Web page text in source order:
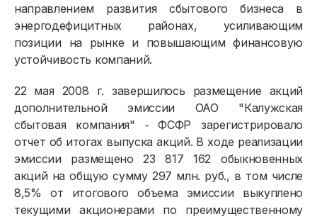
направлением развития сбытового бизнеса в
энергодефицитных районах, усиливающим
позиции на рынке и повышающим финансовую
устойчивость компаний.
22 мая 2008 г. завершилось размещение акций
дополнительной эмиссии ОАО "Калужская
сбытовая компания" ‑ ФСФР зарегистрировало
отчет об итогах выпуска акций. В ходе реализации
эмиссии размещено 23 817 162 обыкновенных
акций на общую сумму 297 млн. руб., в том числе
8,5% от итогового объема эмиссии выкуплено
текущими акционерами по преимущественному